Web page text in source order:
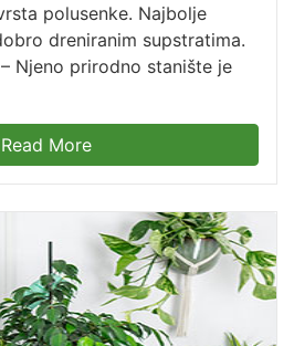
polusenke. Najbolje
dreniranim supstratima.
Njeno prirodno stanište je
Read More